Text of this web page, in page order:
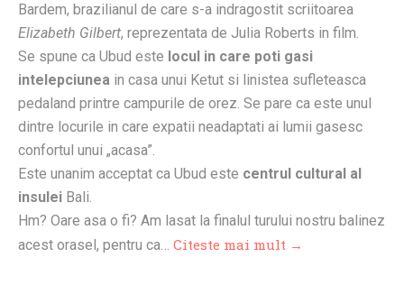
Bardem, brazilianul de care s-a indragostit scriitoarea
Elizabeth Gilbert, reprezentata de Julia Roberts in film.
Se spune ca Ubud este locul in care poti gasi
intelepciunea in casa unui Ketut si linistea sufleteasca
pedaland printre campurile de orez. Se pare ca este unul
dintre locurile in care expatii neadaptati ai lumii gasesc
confortul unui „acasa”.
Este unanim acceptat ca Ubud este centrul cultural al
insulei Bali.
Hm? Oare asa o fi? Am lasat la finalul turului nostru balinez
acest orasel, pentru ca… Citeste mai mult →